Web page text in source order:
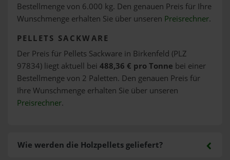
Bestellmenge von 6.000 kg. Den genauen Preis für Ihre
Wunschmenge erhalten Sie über unseren Preisrechner.
PELLETS SACKWARE
Der Preis für Pellets Sackware in Birkenfeld (PLZ
97834) liegt aktuell bei 488,36 € pro Tonne bei einer
Bestellmenge von 2 Paletten. Den genauen Preis für
Ihre Wunschmenge erhalten Sie über unseren
Preisrechner.
Wie werden die Holzpellets geliefert?